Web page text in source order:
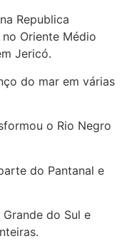
Republica
Oriente Médio
Jericó.
do mar em várias
o Rio Negro
do Pantanal e
do Sul e